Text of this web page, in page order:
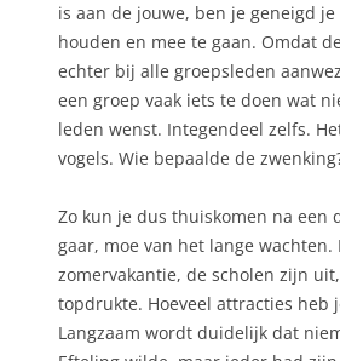
is aan de jouwe, ben je geneigd
houden en mee te gaan. Omdat
echter bij alle groepsleden
een groep vaak iets te doen wat
leden wenst. Integendeel zelfs.
vogels. Wie bepaalde de
Zo kun je dus thuiskomen na een
gaar, moe van het lange wachten.
zomervakantie, de scholen zijn
topdrukte. Hoeveel attracties heb
Langzaam wordt duidelijk dat